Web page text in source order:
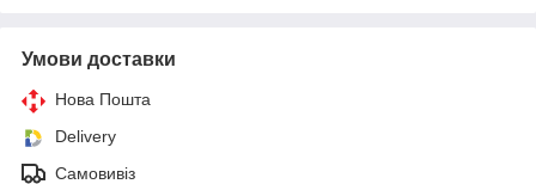
Умови доставки
Нова Пошта
Delivery
Самовивіз